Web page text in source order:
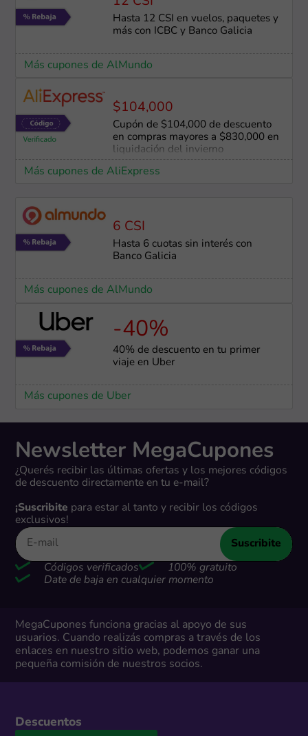
Hasta 12 CSI en vuelos, paquetes y
más con ICBC y Banco Galicia
Más cupones de AlMundo
$104,000
Cupón de $104,000 de descuento
en compras mayores a $830,000 en
liquidación del invierno
Más cupones de AliExpress
6 CSI
Hasta 6 cuotas sin interés con
Banco Galicia
Más cupones de AlMundo
-40%
40% de descuento en tu primer
viaje en Uber
Más cupones de Uber
Newsletter MegaCupones
¿Querés recibir las últimas ofertas y los mejores códigos
de descuento directamente en tu e-mail?
¡Suscribite para estar al tanto y recibir los códigos
exclusivos!
Suscribite
Códigos verificados
100% gratuito
Date de baja en cualquier momento
MegaCupones funciona gracias al apoyo de sus
usuarios. Cuando realizás compras a través de los
enlaces en nuestro sitio web, podemos ganar una
pequeña comisión de nuestros socios.
Descuentos